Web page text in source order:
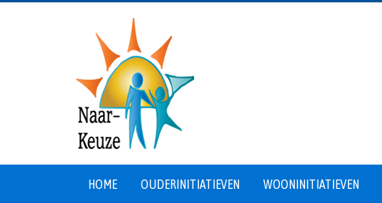
HOME OUDERINITIATIEVEN WOONINITIATIEVEN